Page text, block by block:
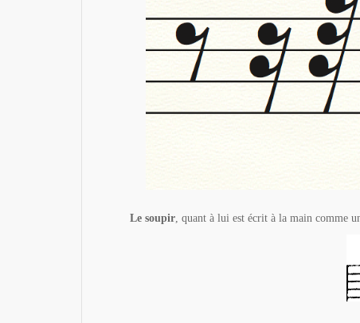
Le soupir, quant à lui est écrit à la main comme